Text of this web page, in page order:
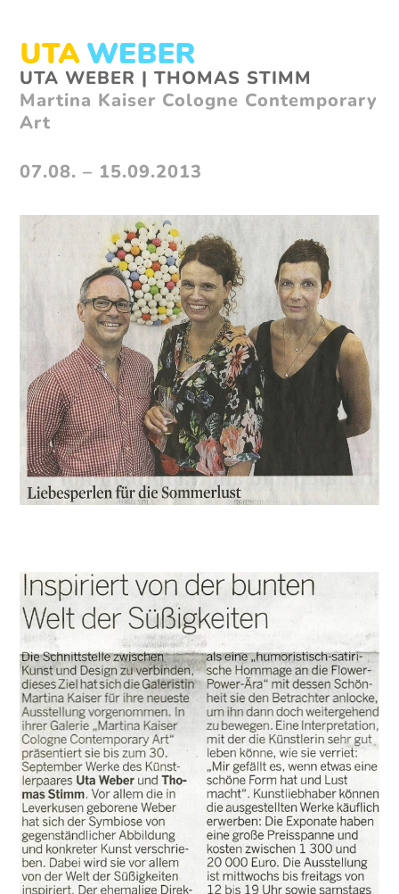
contentOpen
mobile
menu
Close
mobile
menu
UTA WEBER | THOMAS STIMM
Martina Kaiser Cologne Contemporary
Art
07.08. – 15.09.2013